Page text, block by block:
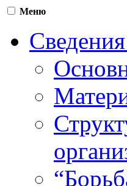
Меню